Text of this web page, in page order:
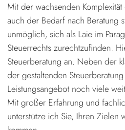
Mit der wachsenden
auch der Bedarf nach Beratung
unmöglich, sich als Laie im
Steuerrechts zurechtzufinden.
Steuerberatung an. Neben der
der gestaltenden
Leistungsangebot noch viele
Mit großer Erfahrung und
unterstütze ich Sie, Ihren Zielen